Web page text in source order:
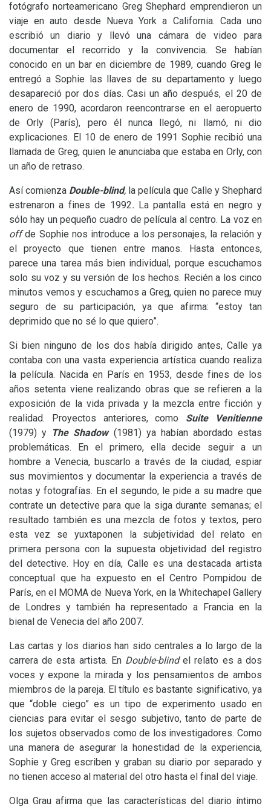
fotógrafo norteamericano Greg Shephard emprendieron un
viaje en auto desde Nueva York a California. Cada uno
escribió un diario y llevó una cámara de video para
documentar el recorrido y la convivencia. Se habían
conocido en un bar en diciembre de 1989, cuando Greg le
entregó a Sophie las llaves de su departamento y luego
desapareció por dos días. Casi un año después, el 20 de
enero de 1990, acordaron reencontrarse en el aeropuerto
de Orly (París), pero él nunca llegó, ni llamó, ni dio
explicaciones. El 10 de enero de 1991 Sophie recibió una
llamada de Greg, quien le anunciaba que estaba en Orly, con
un año de retraso.
Así comienza Double-blind, la película que Calle y Shephard
estrenaron a fines de 1992. La pantalla está en negro y
sólo hay un pequeño cuadro de película al centro. La voz en
offde Sophie nos introduce a los personajes, la relación y
el proyecto que tienen entre manos. Hasta entonces,
parece una tarea más bien individual, porque escuchamos
solo su voz y su versión de los hechos. Recién a los cinco
minutos vemos y escuchamos a Greg, quien no parece muy
seguro de su participación, ya que afirma: “estoy tan
deprimido que no sé lo que quiero”.
Si bien ninguno de los dos había dirigido antes, Calle ya
contaba con una vasta experiencia artística cuando realiza
la película. Nacida en París en 1953, desde fines de los
años setenta viene realizando obras que se refieren a la
exposición de la vida privada y la mezcla entre ficción y
realidad. Proyectos anteriores, como Suite Venitienne
(1979) y The Shadow(1981) ya habían abordado estas
problemáticas. En el primero, ella decide seguir a un
hombre a Venecia, buscarlo a través de la ciudad, espiar
sus movimientos y documentar la experiencia a través de
notas y fotografías. En el segundo, le pide a su madre que
contrate un detective para que la siga durante semanas; el
resultado también es una mezcla de fotos y textos, pero
esta vez se yuxtaponen la subjetividad del relato en
primera persona con la supuesta objetividad del registro
del detective. Hoy en día, Calle es una destacada artista
conceptual que ha expuesto en el Centro Pompidou de
París, en el MOMA de Nueva York, en la Whitechapel Gallery
de Londres y también ha representado a Francia en la
bienal de Venecia del año 2007.
Las cartas y los diarios han sido centrales a lo largo de la
carrera de esta artista. En Double-blindel relato es a dos
voces y expone la mirada y los pensamientos de ambos
miembros de la pareja. El título es bastante significativo, ya
que “doble ciego” es un tipo de experimento usado en
ciencias para evitar el sesgo subjetivo, tanto de parte de
los sujetos observados como de los investigadores. Como
una manera de asegurar la honestidad de la experiencia,
Sophie y Greg escriben y graban su diario por separado y
no tienen acceso al material del otro hasta el final del viaje.
Olga Grau afirma que las características del diario íntimo